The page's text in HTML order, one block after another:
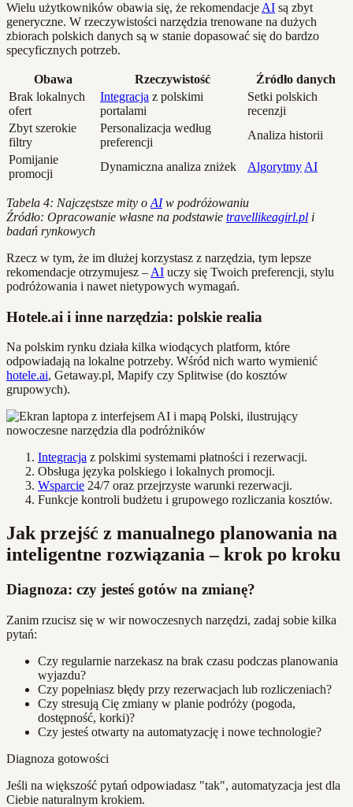
Wielu użytkowników obawia się, że rekomendacje AI są zbyt
generyczne. W rzeczywistości narzędzia trenowane na dużych
zbiorach polskich danych są w stanie dopasować się do bardzo
specyficznych potrzeb.
Obawa Rzeczywistość
Źródło danych
Brak lokalnych
ofert
Integracja z polskimi
portalami
Setki polskich
recenzji
Zbyt szerokie
filtry
Personalizacja według
preferencji
Analiza historii
Pomijanie
promocji
Dynamiczna analiza zniżek Algorytmy AI
Tabela 4: Najczęstsze mity o AIw podróżowaniu
Źródło: Opracowanie własne na podstawie travellikeagirl.pl i
badań rynkowych
Rzecz w tym, że im dłużej korzystasz z narzędzia, tym lepsze
rekomendacje otrzymujesz – AI uczy się Twoich preferencji, stylu
podróżowania i nawet nietypowych wymagań.
Hotele.ai i inne narzędzia: polskie realia
Na polskim rynku działa kilka wiodących platform, które
odpowiadają na lokalne potrzeby. Wśród nich warto wymienić
hotele.ai, Getaway.pl, Mapify czy Splitwise (do kosztów
grupowych).
Integracja z polskimi systemami płatności i rezerwacji.
Obsługa języka polskiego i lokalnych promocji.
Wsparcie 24/7 oraz przejrzyste warunki rezerwacji.
Funkcje kontroli budżetu i grupowego rozliczania kosztów.
Jak przejść z manualnego planowania na
inteligentne rozwiązania – krok po kroku
Diagnoza: czy jesteś gotów na zmianę?
Zanim rzucisz się w wir nowoczesnych narzędzi, zadaj sobie kilka
pytań:
Czy regularnie narzekasz na brak czasu podczas planowania
wyjazdu?
Czy popełniasz błędy przy rezerwacjach lub rozliczeniach?
Czy stresują Cię zmiany w planie podróży (pogoda,
dostępność, korki)?
Czy jesteś otwarty na automatyzację i nowe technologie?
Diagnoza gotowości
Jeśli na większość pytań odpowiadasz "tak", automatyzacja jest dla
Ciebie naturalnym krokiem.